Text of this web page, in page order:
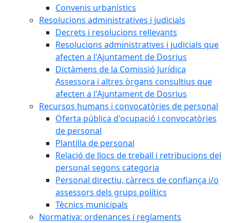
Convenis urbanístics
Resolucions administratives i judicials
Decrets i resolucions rellevants
Resolucions administratives i judicials que
afecten a l'Ajuntament de Dosrius
Dictàmens de la Comissió Jurídica
Assessora i altres òrgans consultius que
afecten a l'Ajuntament de Dosrius
Recursos humans i convocatòries de personal
Oferta pública d'ocupació i convocatòries
de personal
Plantilla de personal
Relació de llocs de treball i retribucions del
personal segons categoria
Personal directiu, càrrecs de confiança i/o
assessors dels grups polítics
Tècnics municipals
Normativa: ordenances i reglaments